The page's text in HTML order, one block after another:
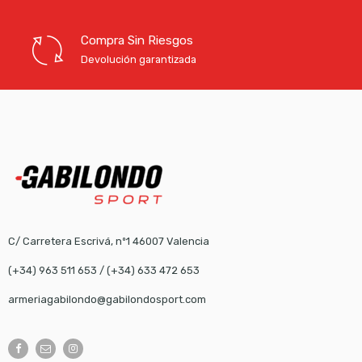
Compra Sin Riesgos
Devolución garantizada
C/ Carretera Escrivá, nº1 46007 Valencia
(+34) 963 511 653 / (+34) 633 472 653
armeriagabilondo@gabilondosport.com